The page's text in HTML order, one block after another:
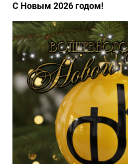
С Новым 2026 годом!